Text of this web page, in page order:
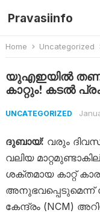
Pravasiinfo
Home Uncategorized
യുഎഇയിൽ
കാറ്റും! കടൽ
UNCATEGORIZED
ദുബായ്: വരും
വലിയ
ശക്തമായ കാറ്റ്
അനുഭവപ്പെടുമെന്ന്
കേന്ദ്രം (NCM)